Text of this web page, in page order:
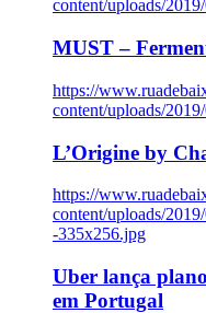
content/uploads/
MUST –
https://
content/uploads/
L’Origine by
https://
content/uploads/
-335x256.jpg
Uber lança
em Portugal